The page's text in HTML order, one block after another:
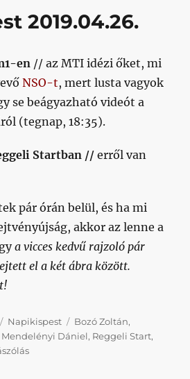
2019.04.26.
en // az MTI idézi őket, mi
NSO-t, mert lusta vagyok
se beágyazható videót a
(tegnap, 18:35).
Startban // erről van
pár órán belül, és ha mi
akkor az lenne a
a vicces kedvű rajzoló pár
el a két ábra között.
Kategória
Napikispest Címke
Bozó Zoltán,
Mendelényi Dániel, Reggeli Start,
Napikispest